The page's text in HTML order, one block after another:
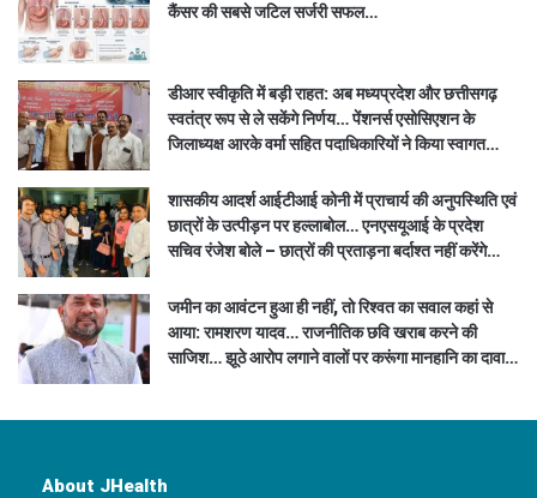
कैंसर की सबसे जटिल सर्जरी सफल…
डीआर स्वीकृति में बड़ी राहत: अब मध्यप्रदेश और छत्तीसगढ़
स्वतंत्र रूप से ले सकेंगे निर्णय… पेंशनर्स एसोसिएशन के
जिलाध्यक्ष आरके वर्मा सहित पदाधिकारियों ने किया स्वागत…
शासकीय आदर्श आईटीआई कोनी में प्राचार्य की अनुपस्थिति एवं
छात्रों के उत्पीड़न पर हल्लाबोल… एनएसयूआई के प्रदेश
सचिव रंजेश बोले – छात्रों की प्रताड़ना बर्दाश्त नहीं करेंगे…
जमीन का आवंटन हुआ ही नहीं, तो रिश्वत का सवाल कहां से
आया: रामशरण यादव… राजनीतिक छवि खराब करने की
साजिश… झूठे आरोप लगाने वालों पर करूंगा मानहानि का दावा…
About JHealth